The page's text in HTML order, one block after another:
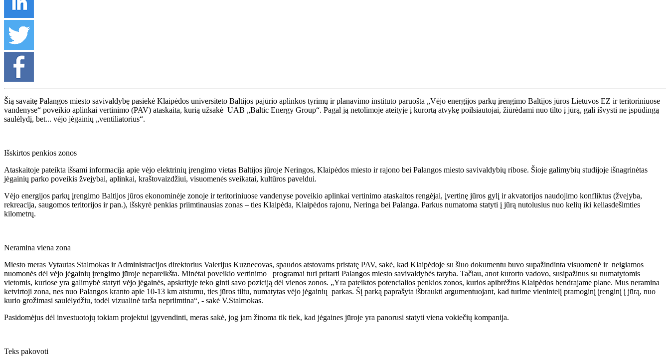
Šią savaitę Palangos miesto savivaldybę pasiekė Klaipėdos universiteto Baltijos pajūrio aplinkos tyrimų ir planavimo instituto paruošta „Vėjo energijos parkų įrengimo Baltijos jūros Lietuvos EZ ir teritoriniuose
vandenyse“ poveikio aplinkai vertinimo (PAV) ataskaita, kurią užsakė UAB „Baltic Energy Group“. Pagal ją netolimoje ateityje į kurortą atvykę poilsiautojai, žiūrėdami nuo tilto į jūrą, gali išvysti ne įspūdingą
saulėlydį, bet... vėjo jėgainių „ventiliatorius“.
Išskirtos penkios zonos
Ataskaitoje pateikta išsami informacija apie vėjo elektrinių įrengimo vietas Baltijos jūroje Neringos, Klaipėdos miesto ir rajono bei Palangos miesto savivaldybių ribose. Šioje galimybių studijoje išnagrinėtas
jėgainių parko poveikis žvejybai, aplinkai, kraštovaizdžiui, visuomenės sveikatai, kultūros paveldui.
Vėjo energijos parkų įrengimo Baltijos jūros ekonominėje zonoje ir teritoriniuose vandenyse poveikio aplinkai vertinimo ataskaitos rengėjai, įvertinę jūros gylį ir akvatorijos naudojimo konfliktus (žvejyba,
rekreacija, saugomos teritorijos ir pan.), išskyrė penkias priimtinausias zonas – ties Klaipėda, Klaipėdos rajonu, Neringa bei Palanga. Parkus numatoma statyti į jūrą nutolusius nuo kelių iki keliasdešimties
kilometrų.
Neramina viena zona
Miesto meras Vytautas Stalmokas ir Administracijos direktorius Valerijus Kuznecovas, spaudos atstovams pristatę PAV, sakė, kad Klaipėdoje su šiuo dokumentu buvo supažindinta visuomenė ir neigiamos
nuomonės dėl vėjo jėgainių įrengimo jūroje nepareikšta. Minėtai poveikio vertinimo programai turi pritarti Palangos miesto savivaldybės taryba. Tačiau, anot kurorto vadovo, susipažinus su numatytomis
vietomis, kuriose yra galimybė statyti vėjo jėgainės, apskrityje teko ginti savo poziciją dėl vienos zonos. „Yra pateiktos potencialios penkios zonos, kurios apibrėžtos Klaipėdos bendrajame plane. Mus neramina
ketvirtoji zona, nes nuo Palangos kranto apie 10-13 km atstumu, ties jūros tiltu, numatytas vėjo jėgainių parkas. Šį parką paprašyta išbraukti argumentuojant, kad turime vienintelį pramoginį įrenginį į jūrą, nuo
kurio grožimasi saulėlydžiu, todėl vizualinė tarša nepriimtina“, - sakė V.Stalmokas.
Pasidomėjus dėl investuotojų tokiam projektui įgyvendinti, meras sakė, jog jam žinoma tik tiek, kad jėgaines jūroje yra panorusi statyti viena vokiečių kompanija.
Teks pakovoti